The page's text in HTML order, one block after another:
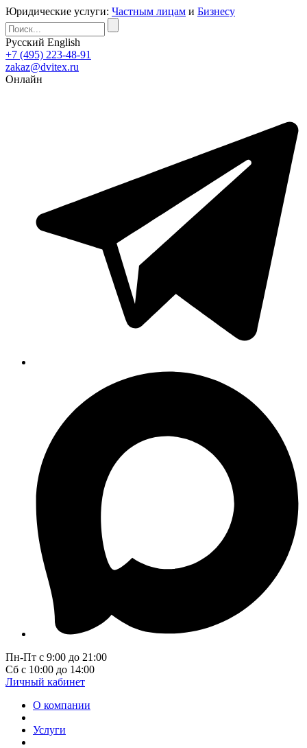
Юридические услуги: Частным лицам и Бизнесу
Русский English
+7 (495) 223-48-91
zakaz@dvitex.ru
Онлайн
Пн-Пт с 9:00 до 21:00
Сб с 10:00 до 14:00
Личный кабинет
О компании
Услуги